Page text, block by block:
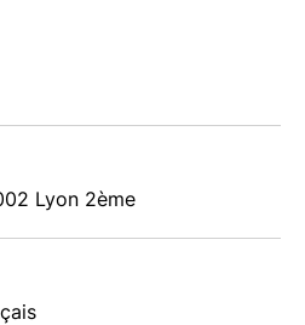
Lyon 2ème